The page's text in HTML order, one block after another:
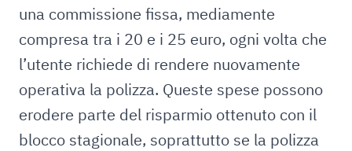
una commissione fissa, mediamente
compresa tra i 20 e i 25 euro, ogni volta che
l’utente richiede di rendere nuovamente
operativa la polizza. Queste spese possono
erodere parte del risparmio ottenuto con il
blocco stagionale, soprattutto se la polizza